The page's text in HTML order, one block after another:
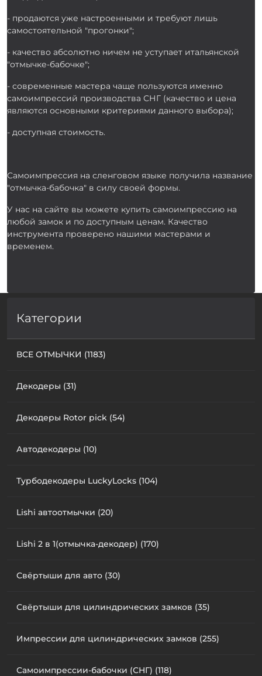
Категории
ВСЕ ОТМЫЧКИ (1183)
Декодеры (31)
Декодеры Rotor pick (54)
Автодекодеры (10)
Турбодекодеры LuckyLocks (104)
Lishi автоотмычки (20)
Lishi 2 в 1(отмычка-декодер) (170)
Свёртыши для авто (30)
Свёртыши для цилиндрических замков (35)
Импрессии для цилиндрических замков (255)
Самоимпрессии-бабочки (СНГ) (118)
- продаются уже настроенными и требуют лишь
самостоятельной "прогонки";
- качество абсолютно ничем не уступает итальянской
"отмычке-бабочке";
- современные мастера чаще пользуются именно
самоимпрессий производства СНГ (качество и цена
являются основными критериями данного выбора);
- доступная стоимость.
Самоимпрессия на сленговом языке получила название
"отмычка-бабочка" в силу своей формы.
У нас на сайте вы можете купить самоимпрессию на
любой замок и по доступным ценам. Качество
инструмента проверено нашими мастерами и
временем.